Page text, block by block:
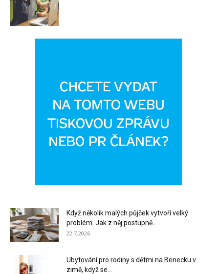
Když několik malých půjček vytvoří velký
problém. Jak z něj postupně...
22.7.2026
Ubytování pro rodiny s dětmi na Benecku v
zimě, když se...